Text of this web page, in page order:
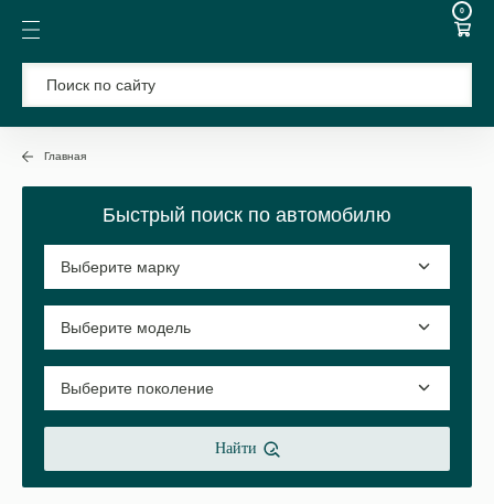
0
Главная
Быстрый поиск по автомобилю
Найти